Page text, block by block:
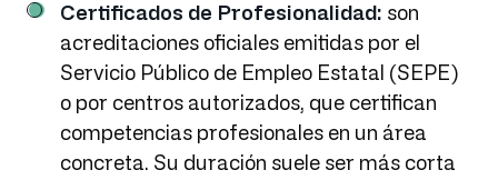
Certificados de Profesionalidad: son
acreditaciones oficiales emitidas por el
Servicio Público de Empleo Estatal (SEPE)
o por centros autorizados, que certifican
competencias profesionales en un área
concreta. Su duración suele ser más corta